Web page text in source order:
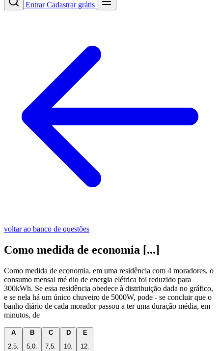
EntrarCadastrar grátis
voltar ao banco de questões
Como medida de economia [...]
Como medida de economia, em uma residência com 4 moradores, o
consumo mensal mé dio de energia elétrica foi reduzido para
300kWh. Se essa residência obedece à distribuição dada no gráfico,
e se nela há um único chuveiro de 5000W, pode - se concluir que o
banho diário de cada morador passou a ter uma duração média, em
minutos, de
A
2,5.
B
5,0.
C
7,5.
D
10.
E
12.